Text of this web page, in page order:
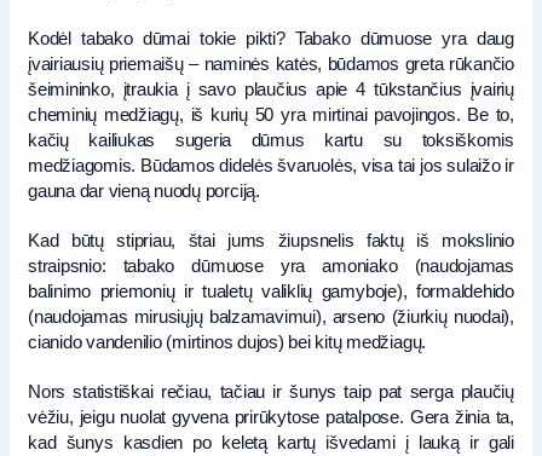
Kodėl tabako dūmai tokie pikti? Tabako dūmuose yra daug
įvairiausių priemaišų – naminės katės, būdamos greta rūkančio
šeimininko, įtraukia į savo plaučius apie 4 tūkstančius įvairių
cheminių medžiagų, iš kurių 50 yra mirtinai pavojingos. Be to,
kačių kailiukas sugeria dūmus kartu su toksiškomis
medžiagomis. Būdamos didelės švaruolės, visa tai jos sulaižo ir
gauna dar vieną nuodų porciją.
Kad būtų stipriau, štai jums žiupsnelis faktų iš mokslinio
straipsnio: tabako dūmuose yra amoniako (naudojamas
balinimo priemonių ir tualetų valiklių gamyboje), formaldehido
(naudojamas mirusiųjų balzamavimui), arseno (žiurkių nuodai),
cianido vandenilio (mirtinos dujos) bei kitų medžiagų.
Nors statistiškai rečiau, tačiau ir šunys taip pat serga plaučių
vėžiu, jeigu nuolat gyvena prirūkytose patalpose. Gera žinia ta,
kad šunys kasdien po keletą kartų išvedami į lauką ir gali